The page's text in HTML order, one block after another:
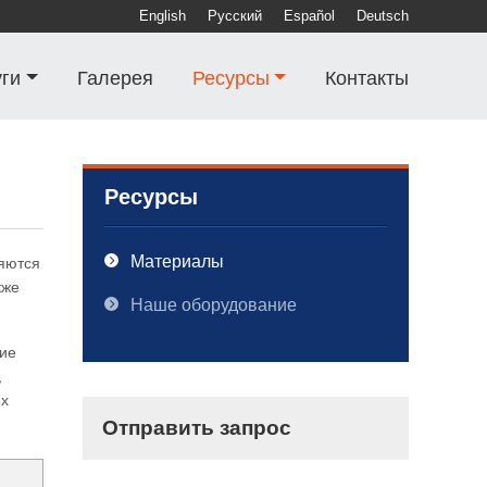
English Русский Español Deutsch
Галерея Ресурсы Контакты
Ресурсы
Материалы
Наше оборудование
Отправить запрос